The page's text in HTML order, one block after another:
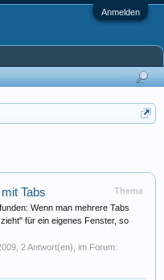
Anmelden
Thema
Tabs
Wenn man mehrere Tabs
für ein eigenes Fenster, so
, 2 Antwort(en), im Forum: